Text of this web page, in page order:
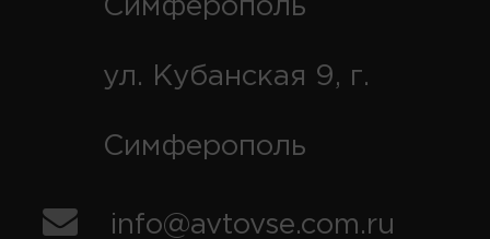
Симферополь
ул. Кубанская 9, г.
Симферополь
info@avtovse.com.ru